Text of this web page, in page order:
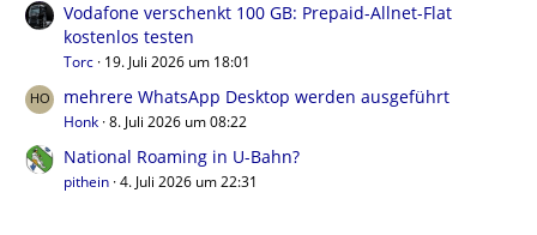
Vodafone verschenkt 100 GB: Prepaid-Allnet-Flat
kostenlos testen
Torc 19. Juli 2026 um 18:01
mehrere WhatsApp Desktop werden ausgeführt
Honk 8. Juli 2026 um 08:22
National Roaming in U-Bahn?
pithein 4. Juli 2026 um 22:31